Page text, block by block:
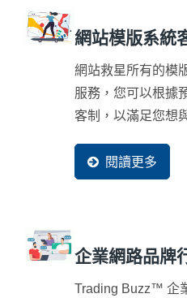
網站模版系統
網站救星所有的模
服務，您可以根據
客制，以滿足您想
閱讀更多
企業網路品牌
Trading Buzz™ 企